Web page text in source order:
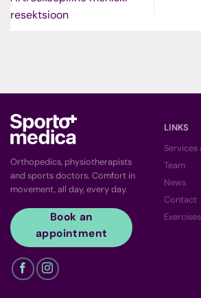
resektsioon
Orthopedics, physiotherapists
and sports doctors. Comfort in
movement, all day, every day.
Book an
appointment
LINKS
Services
Team
News
Contact
Exercises